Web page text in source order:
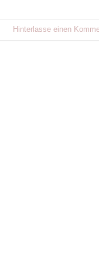
Hinterlasse einen